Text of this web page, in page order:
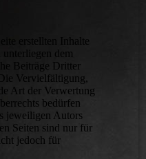
erstellten Inhalte
unterliegen dem
Beiträge Dritter
Vervielfältigung,
Art der Verwertung
bedürfen
jeweiligen Autors
Seiten sind nur für
jedoch für